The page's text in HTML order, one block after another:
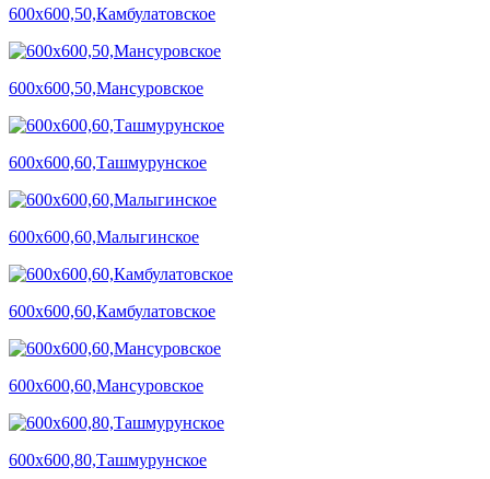
600х600,50,Камбулатовское
600х600,50,Мансуровское
600х600,60,Ташмурунское
600х600,60,Малыгинское
600х600,60,Камбулатовское
600х600,60,Мансуровское
600х600,80,Ташмурунское